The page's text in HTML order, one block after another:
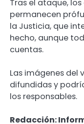
Tras el ataque,
permanecen
la Justicia, que
hecho, aunque
cuentas.
Las imágenes del
difundidas y
los responsables.
Redacción: